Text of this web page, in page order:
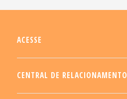
ACESSE
CENTRAL DE RELACIONAMENTO